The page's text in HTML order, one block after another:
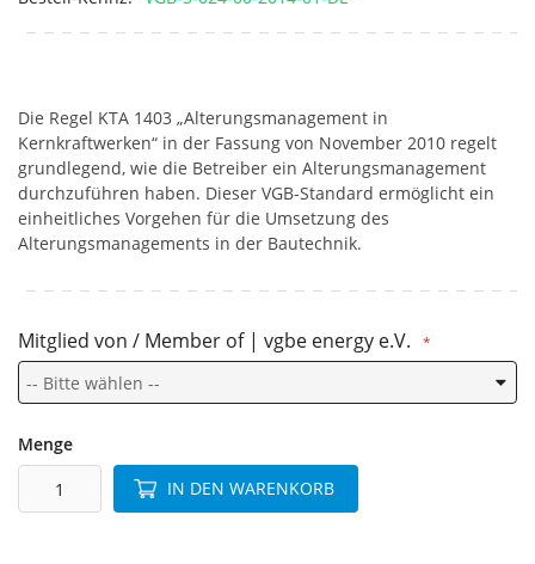
Die Regel KTA 1403 „Alterungsmanagement in
Kernkraftwerken“ in der Fassung von November 2010 regelt
grundlegend, wie die Betreiber ein Alterungsmanagement
durchzuführen haben. Dieser VGB-Standard ermöglicht ein
einheitliches Vorgehen für die Umsetzung des
Alterungsmanagements in der Bautechnik.
Mitglied von / Member of | vgbe energy e.V.
Menge
IN DEN WARENKORB